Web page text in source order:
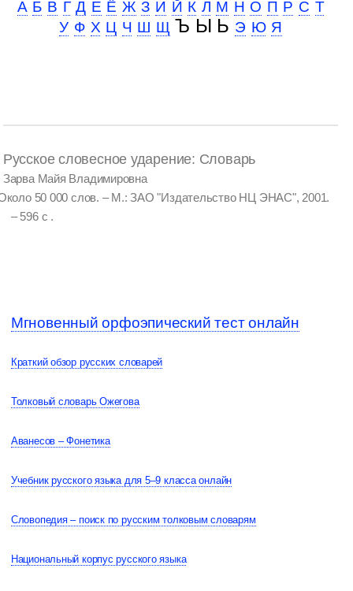
А Б В Г Д Е Ё Ж З И Й К Л М Н О П Р С Т
У Ф Х Ц Ч Ш Щ Ъ Ы Ь Э Ю Я
Русское словесное ударение: Словарь
Зарва Майя Владимировна
50 000 слов. – М.: ЗАО "Издательство НЦ ЭНАС", 2001.
– 596 с .
Мгновенный орфоэпический тест онлайн
Краткий обзор русских словарей
Толковый словарь Ожегова
Аванесов – Фонетика
Учебник русского языка для 5–9 класса онлайн
Словопедия – поиск по русским толковым словарям
Национальный корпус русского языка